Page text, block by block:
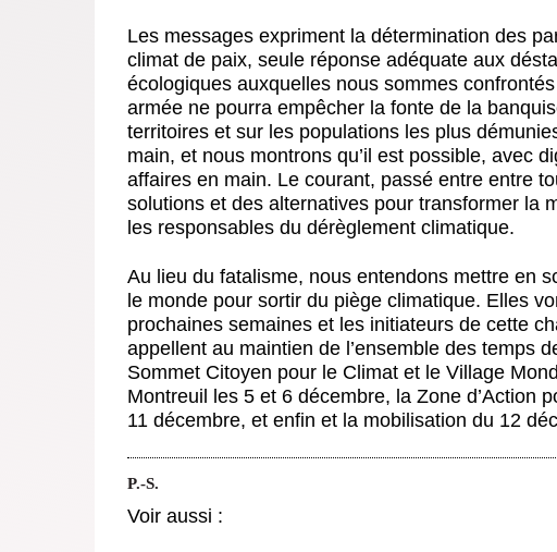
Les messages expriment la détermination des
climat de paix, seule réponse adéquate aux
écologiques auxquelles nous sommes
armée ne pourra empêcher la fonte de la
territoires et sur les populations les plus
main, et nous montrons qu’il est possible, avec
affaires en main. Le courant, passé entre entre
solutions et des alternatives pour transformer la
les responsables du dérèglement climatique.
Au lieu du fatalisme, nous entendons mettre en
le monde pour sortir du piège climatique. Elles
prochaines semaines et les initiateurs de cette
appellent au maintien de l’ensemble des temps
Sommet Citoyen pour le Climat et le Village
Montreuil les 5 et 6 décembre, la Zone d’Action
11 décembre, et enfin et la mobilisation du 12
P.-S.
Voir aussi :